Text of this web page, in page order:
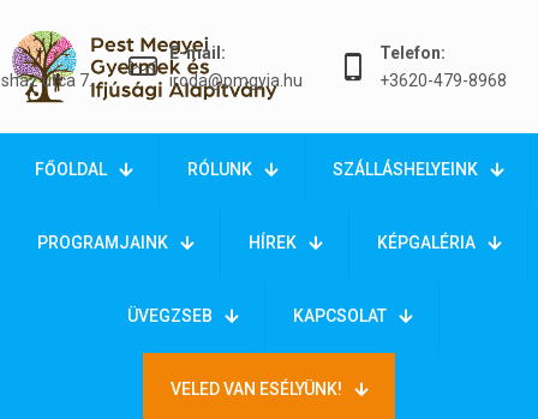
utca 7.
E-mail:
iroda@pmgyia.hu
Telefon:
+3620-479-8968
FŐOLDAL RÓLUNK SZÁLLÁSHELYEINK
PROGRAMJAINK HÍREK KÉPGALÉRIA
ÜVEGZSEB KAPCSOLAT
VELED VAN ESÉLYÜNK!